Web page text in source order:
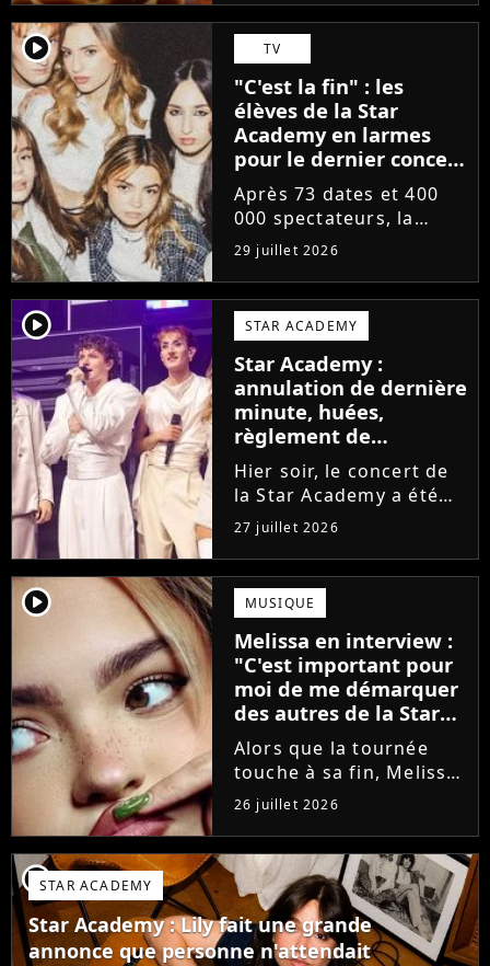
professeurs après les
départs annoncés de
Michael Goldman, Lucie
Bernardoni et Marlène
Schaff. La...
player2 TV
"C'est la fin" : les
élèves de la Star
Academy en larmes
pour le dernier concert
de la tournée
Après 73 dates et 400
000 spectateurs, la
tournée de la Star
Academy vient de se
terminer dans les
larmes. Sur les réseaux
sociaux, les élèves
adressent un dernier
message au public...
29 juillet 2026
player2 STAR ACADEMY
Star Academy :
annulation de dernière
minute, huées,
règlement de
comptes... Que s'est-il
passé au concert de
Bayonne hier soir ?
Hier soir, le concert de
la Star Academy a été
mouvementé. Quelques
minutes avant le show,
trois élèves ont
annoncé ne pas vouloir
monter sur scène pour
des raisons politiques.
Leur...
27 juillet 2026
player2 MUSIQUE
Melissa en interview :
"C'est important pour
moi de me démarquer
des autres de la Star
Academy"
Alors que la tournée
touche à sa fin, Melissa
se confie en interview
sur Volum sur la
création de son EP tout
va bien (j'crois), son
envie de gommer
l'étiquette Star
Academy, le jeu...
26 juillet 2026
player2STAR ACADEMY
Star Academy : Lily fait une grande
annonce que personne n'attendait